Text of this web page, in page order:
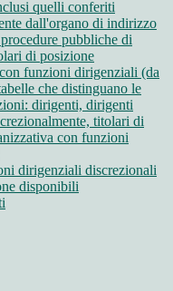
quelli conferiti
dall'organo di indirizzo
pubbliche di
di posizione
funzioni dirigenziali (da
che distinguano le
dirigenti, dirigenti
titolari di
con funzioni
dirigenziali discrezionali
disponibili